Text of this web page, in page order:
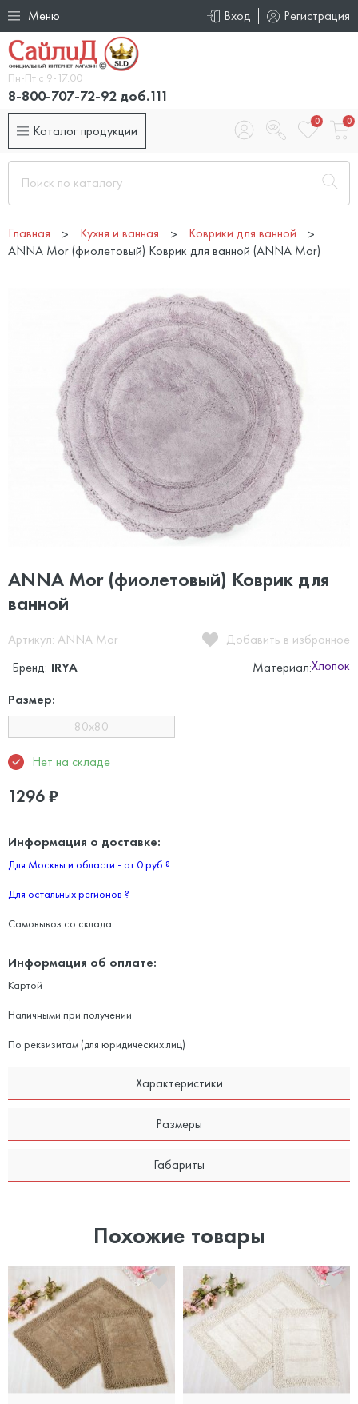
Меню Вход Регистрация
Пн-Пт с 9-17.00
8-800-707-72-92 доб.111
Каталог продукции
0 0
Главная Кухня и ванная
Коврики для ванной
ANNA Mor (фиолетовый) Коврик для ванной (ANNA Mor)
ANNA Mor (фиолетовый) Коврик для
ванной
Артикул: ANNA Mor
Добавить в избранное
Бренд: IRYA Материал:Хлопок
Размер:
80x80
Нет на складе
1296₽
Информация о доставке:
Для Москвы и области - от 0 руб ?
Для остальных регионов ?
Самовывоз со склада
Информация об оплате:
Картой
Наличными при получении
По реквизитам (для юридических лиц)
Характеристики
Размеры
Габариты
Похожие товары